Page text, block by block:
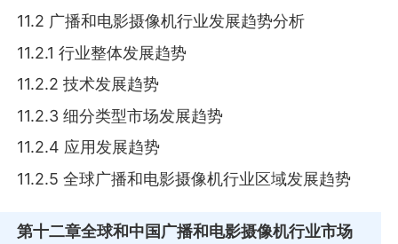
11.2 广播和电影摄像机行业发展趋势分析
11.2.1 行业整体发展趋势
11.2.2 技术发展趋势
11.2.3 细分类型市场发展趋势
11.2.4 应用发展趋势
11.2.5 全球广播和电影摄像机行业区域发展趋势
第十二章全球和中国广播和电影摄像机行业市场